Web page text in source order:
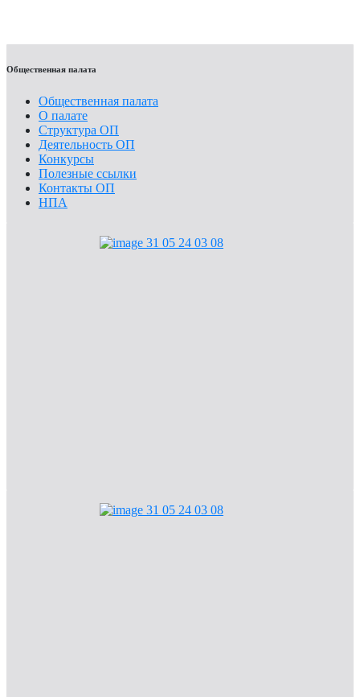
Общественная палата
Общественная палата
О палате
Структура ОП
Деятельность ОП
Конкурсы
Полезные ссылки
Контакты ОП
НПА